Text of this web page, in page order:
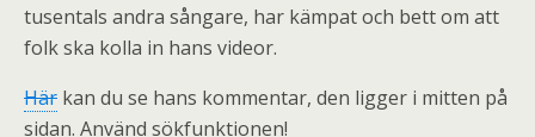
tusentals andra sångare, har kämpat och bett om att
folk ska kolla in hans videor.
Här kan du se hans kommentar, den ligger i mitten på
sidan. Använd sökfunktionen!